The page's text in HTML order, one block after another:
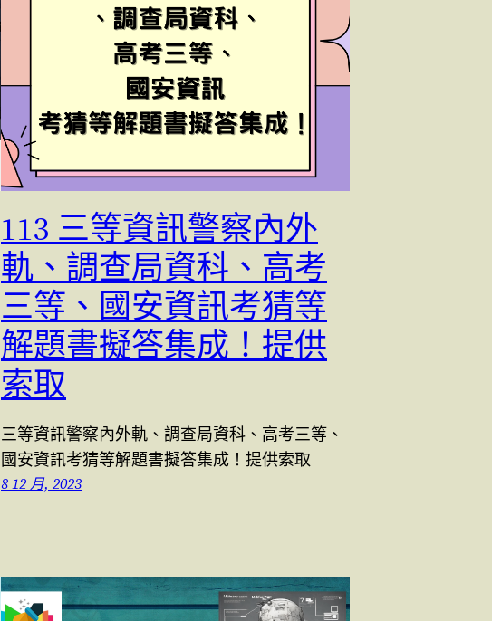
113 三等資訊警察內外
軌、調查局資科、高考
三等、國安資訊考猜等
解題書擬答集成！提供
索取
三等資訊警察內外軌、調查局資科、高考三等、
國安資訊考猜等解題書擬答集成！提供索取
8 12 月, 2023